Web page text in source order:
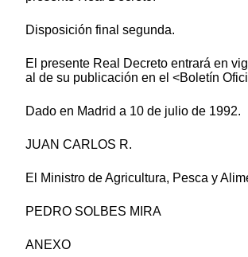
Disposición final segunda.
El presente Real Decreto entrará en
al de su publicación en el <Boletín
Dado en Madrid a 10 de julio de 1992.
JUAN CARLOS R.
El Ministro de Agricultura, Pesca y
PEDRO SOLBES MIRA
ANEXO